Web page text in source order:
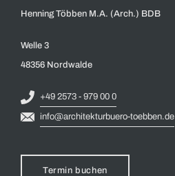
Henning Többen M.A. (Arch.) BDB
Welle 3
48356 Nordwalde
+49 2573 - 979 00 0
info@architekturbuero-toebben.de
Termin buchen